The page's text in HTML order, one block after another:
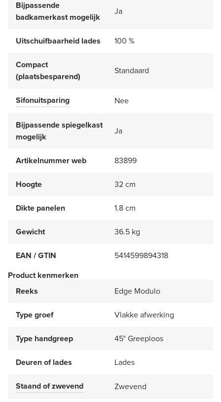
Bijpassende
badkamerkast mogelijk
Ja
Uitschuifbaarheid lades 100 %
Compact
(plaatsbesparend)
Standaard
Sifonuitsparing Nee
Bijpassende spiegelkast
mogelijk
Ja
Artikelnummer web 83899
Hoogte 32 cm
Dikte panelen 1.8 cm
Gewicht 36.5 kg
EAN / GTIN
5414599894318
Product kenmerken
Reeks
Edge Modulo
Type groef Vlakke afwerking
Type handgreep 45° Greeploos
Deuren of lades Lades
Staand of zwevend Zwevend